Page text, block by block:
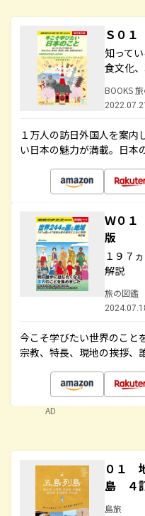
Ｓ０
知って
食文化
BOOKS
１万人の訪日外国人を案内
い日本の魅力が満載。日本
Ｗ０
版
１９７
解説
旅の図鑑
今こそ学びたい世界のこと
宗教、特長、現地の挨拶、
AD
０１
島 ４
島旅